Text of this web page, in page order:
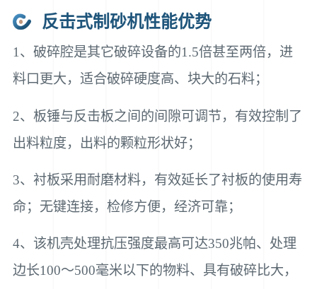
反击式制砂机性能优势
1、破碎腔是其它破碎设备的1.5倍甚至两倍，进
料口更大，适合破碎硬度高、块大的石料；
2、板锤与反击板之间的间隙可调节，有效控制了
出料粒度，出料的颗粒形状好；
3、衬板采用耐磨材料，有效延长了衬板的使用寿
命；无键连接，检修方便，经济可靠；
4、该机壳处理抗压强度最高可达350兆帕、处理
边长100～500毫米以下的物料、具有破碎比大，